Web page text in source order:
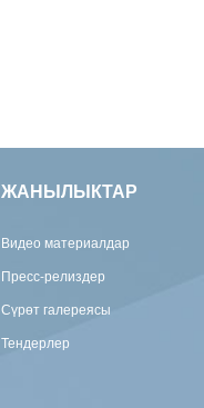
ЖАНЫЛЫКТАР
Видео материалдар
Пресс-релиздер
Сүрөт галереясы
Тендерлер